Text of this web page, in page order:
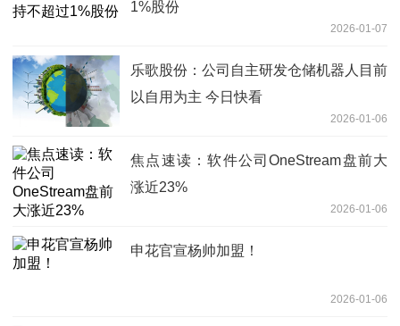
1%股份
2026-01-07
乐歌股份：公司自主研发仓储机器人目前
以自用为主 今日快看
2026-01-06
焦点速读：软件公司OneStream盘前大
涨近23%
2026-01-06
申花官宣杨帅加盟！
2026-01-06